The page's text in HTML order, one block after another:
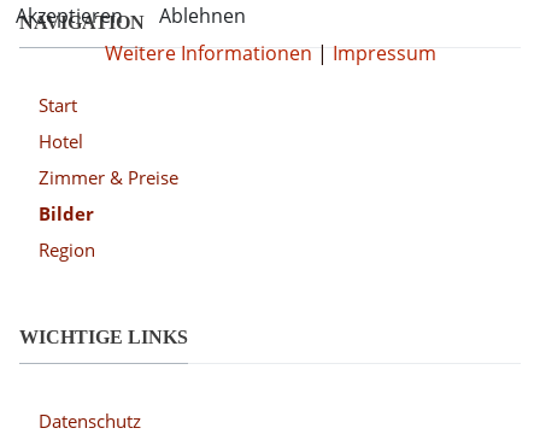
NAVIGATION
Start
Hotel
Zimmer & Preise
Bilder
Region
WICHTIGE LINKS
Datenschutz
Akzeptieren
Ablehnen
Weitere Informationen | Impressum